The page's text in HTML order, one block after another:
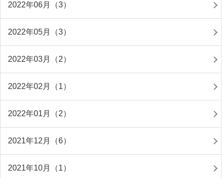
2022年06月（3）
2022年05月（3）
2022年03月（2）
2022年02月（1）
2022年01月（2）
2021年12月（6）
2021年10月（1）